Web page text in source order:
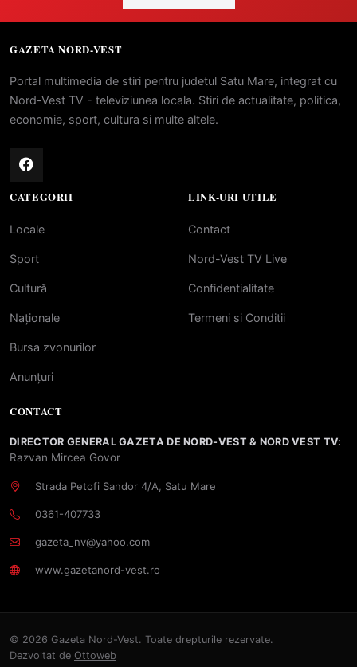
GAZETA NORD-VEST
Portal multimedia de stiri pentru judetul Satu Mare, integrat cu
Nord-Vest TV - televiziunea locala. Stiri de actualitate, politica,
economie, sport, cultura si multe altele.
CATEGORII
Locale
Sport
Cultură
Naționale
Bursa zvonurilor
Anunțuri
LINK-URI UTILE
Contact
Nord-Vest TV Live
Confidentialitate
Termeni si Conditii
CONTACT
DIRECTOR GENERAL GAZETA DE NORD-VEST & NORD VEST TV:
Razvan Mircea Govor
Strada Petofi Sandor 4/A, Satu Mare
0361-407733
gazeta_nv@yahoo.com
www.gazetanord-vest.ro
© 2026 Gazeta Nord-Vest. Toate drepturile rezervate.
Dezvoltat de Ottoweb